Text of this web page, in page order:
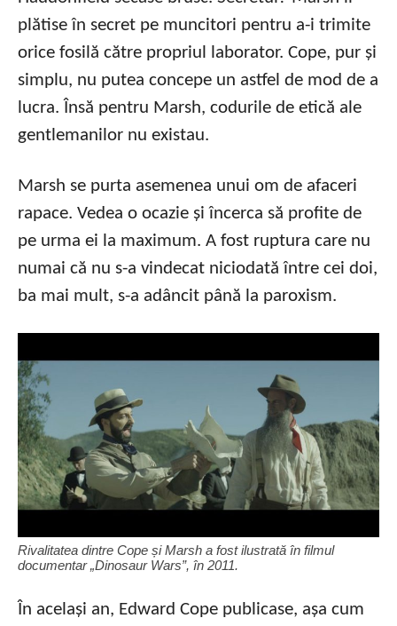
plătise în secret pe muncitori pentru a-i trimite
orice fosilă către propriul laborator. Cope, pur și
simplu, nu putea concepe un astfel de mod de a
lucra. Însă pentru Marsh, codurile de etică ale
gentlemanilor nu existau.
Marsh se purta asemenea unui om de afaceri
rapace. Vedea o ocazie și încerca să profite de
pe urma ei la maximum. A fost ruptura care nu
numai că nu s-a vindecat niciodată între cei doi,
ba mai mult, s-a adâncit până la paroxism.
Rivalitatea dintre Cope și Marsh a fost ilustrată în filmul
documentar „Dinosaur Wars”, în 2011.
În același an, Edward Cope publicase, așa cum